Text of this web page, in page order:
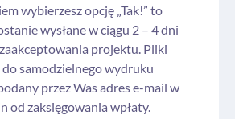
wybierzesz opcję „Tak!” to
wysłane w ciągu 2 – 4 dni
projektu. Pliki
samodzielnego wydruku
przez Was adres e-mail w
od zaksięgowania wpłaty.